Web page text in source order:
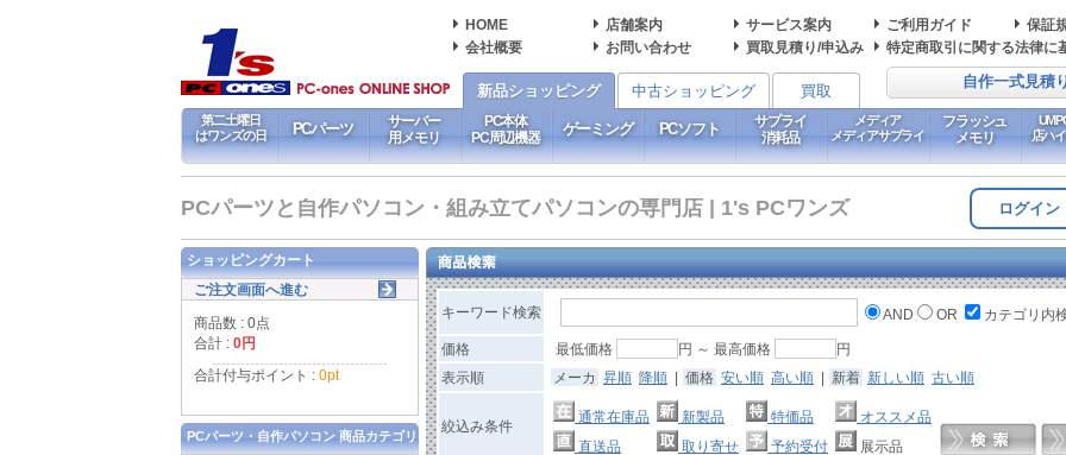
HOME 店舗案内 サービス案内 ご利用ガイド
保証
会社概要
お問い合わせ 買取見積り/申込み 特定商取引に関する法律に
自作一式見積
新品ショッピング 中古ショッピング 買取
第二土曜日
はワンズの日
PCパーツ
サーバー
用メモリ
PC本体
PC周辺機器
ゲーミング PCソフト
サプライ
消耗品
メディア
メディアサプライ
フラッシュ
メモリ
店ハ
PCパーツと自作パソコン・組み立てパソコンの専門店 | 1's PCワンズ ログイン
キーワード検索 AND OR カテゴリ内
価格 最低価格 円 ～ 最高価格
円
表示順
メーカ 昇順 降順 | 価格 安い順 高い順 | 新着 新しい順 古い順
絞込み条件
通常在庫品 新製品 特価品
オススメ品
直送品
取り寄せ 予約受付 展示品
ショッピングカート
ご注文画面へ進む
商品数 : 0点
合計 : 0円
合計付与ポイント : 0pt
PCパーツ・自作パソコン 商品カテゴリ